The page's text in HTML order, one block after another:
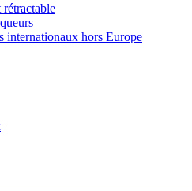
rétractable
internationaux hors Europe